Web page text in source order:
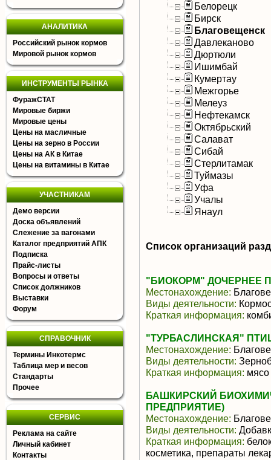
АНАЛИТИКА
Российский рынок кормов
Мировой рынок кормов
ИНСТРУМЕНТЫ РЫНКА
ФуражСТАТ
Мировые биржи
Мировые цены
Цены на масличные
Цены на зерно в России
Цены на АК в Китае
Цены на витамины в Китае
УЧАСТНИКАМ
Демо версии
Доска объявлений
Слежение за вагонами
Каталог предприятий АПК
Подписка
Прайс-листы
Вопросы и ответы
Список должников
Выставки
Форум
СПРАВОЧНИК
Термины Инкотермс
Таблица мер и весов
Стандарты
Прочее
СЕРВИС
Реклама на сайте
Личный кабинет
Контакты
Белорецк
Бирск
Благовещенск
Давлеканово
Дюртюли
Ишимбай
Кумертау
Межгорье
Мелеуз
Нефтекамск
Октябрьский
Салават
Сибай
Стерлитамак
Туймазы
Уфа
Учалы
Янаул
Список организаций
"БИОКОРМ" ДОЧЕРНЕЕ
Местонахождение:
Виды деятельности:
Краткая информация:
"ТУРБАСЛИНСКАЯ"
Местонахождение:
Виды деятельности:
Краткая информация:
БАШКИРСКИЙ
ПРЕДПРИЯТИЕ)
Местонахождение:
Виды деятельности:
Краткая информация:
косметика, препараты